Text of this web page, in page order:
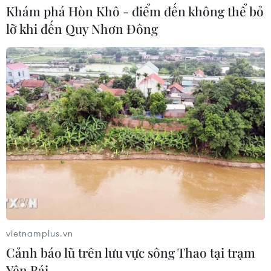
Phép thử sức chống chịu của kinh tế
ASEAN
07/08/2026 12:35
Thuế polysilicon: Doanh nghiệp Hàn
Quốc tại Mỹ có lợi thế
07/08/2026 12:17
từ thế mạnh sẵn có lên nấc thang giá
trị cao
07/08/2026 11:51
Khám phá Hòn Khô - điểm đến không thể bỏ
lỡ khi đến Quy Nhơn Đông
vietnamplus.vn
Cảnh báo lũ trên lưu vực sông Thao tại trạm